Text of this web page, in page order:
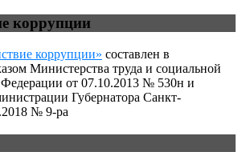
коррупции
коррупции» составлен в
Министерства труда и социальной
от 07.10.2013 № 530н и
Губернатора Санкт-
№ 9-ра